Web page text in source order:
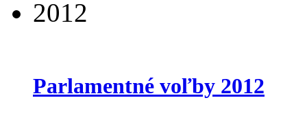
2012
Parlamentné voľby 2012